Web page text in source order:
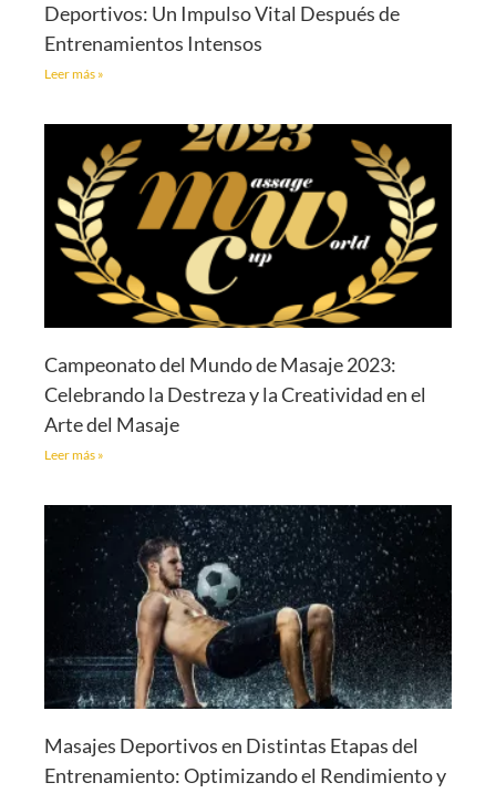
Deportivos: Un Impulso Vital Después de
Entrenamientos Intensos
Leer más »
Campeonato del Mundo de Masaje 2023:
Celebrando la Destreza y la Creatividad en el
Arte del Masaje
Leer más »
Masajes Deportivos en Distintas Etapas del
Entrenamiento: Optimizando el Rendimiento y